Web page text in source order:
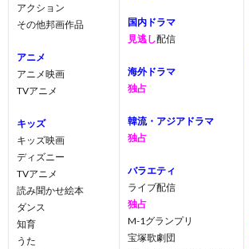
アクション
その他邦画作品
アニメ
アニメ映画
TVアニメ
キッズ
キッズ映画
ディズニー
TVアニメ
読み聞かせ絵本
ダンス
知育
うた
国内ドラマ
見逃し配信
海外ドラマ
独占
韓流・アジアドラマ
独占
バラエティ
ライブ配信
独占
M-1グランプリ
宝塚歌劇団